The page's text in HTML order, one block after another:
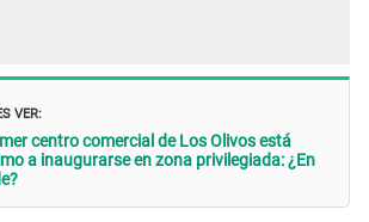
VER:
centro comercial de Los Olivos está
a inaugurarse en zona privilegiada: ¿En